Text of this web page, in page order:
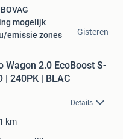
mogelijk
emissie zones
Gisteren
Wagon 2.0 EcoBoost S-
| 240PK | BLAC
Details
km